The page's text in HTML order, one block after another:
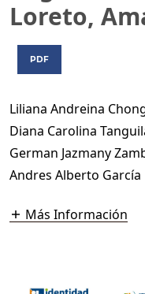
Loreto,
PDF
Liliana Andreina
Diana Carolina
German Jazmany
Andres Alberto García
Más Información